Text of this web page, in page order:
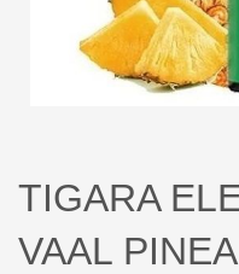
TIGARA
VAAL